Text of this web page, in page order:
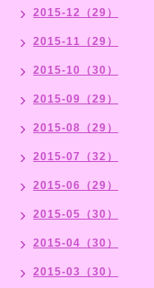
2015-12（29）
2015-11（29）
2015-10（30）
2015-09（29）
2015-08（29）
2015-07（32）
2015-06（29）
2015-05（30）
2015-04（30）
2015-03（30）